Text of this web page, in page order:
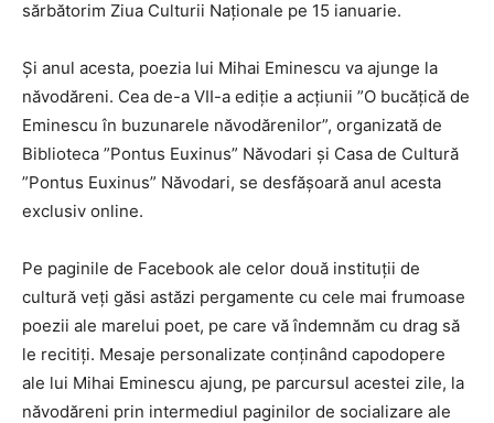
sărbătorim Ziua Culturii Naționale pe 15 ianuarie.
Și anul acesta, poezia lui Mihai Eminescu va ajunge la
năvodăreni. Cea de-a VII-a ediție a acțiunii ”O bucățică de
Eminescu în buzunarele năvodărenilor”, organizată de
Biblioteca ”Pontus Euxinus” Năvodari și Casa de Cultură
”Pontus Euxinus” Năvodari, se desfășoară anul acesta
exclusiv online.
Pe paginile de Facebook ale celor două instituții de
cultură veți găsi astăzi pergamente cu cele mai frumoase
poezii ale marelui poet, pe care vă îndemnăm cu drag să
le recitiți. Mesaje personalizate conținând capodopere
ale lui Mihai Eminescu ajung, pe parcursul acestei zile, la
năvodăreni prin intermediul paginilor de socializare ale